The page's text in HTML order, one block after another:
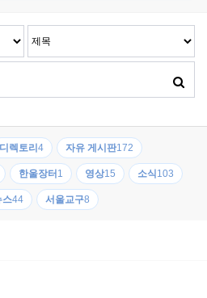
디렉토리4 자유 게시판172
한울장터1 영상15 소식103
스44 서울교구8